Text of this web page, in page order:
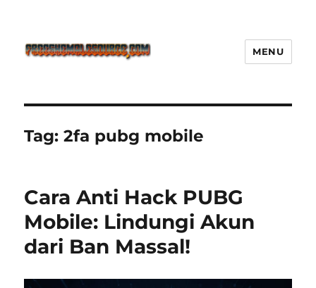
Defense Main Game Ini Pasti
Ketagihan!
MENU
Tag:2fa pubg mobile
Cara Anti Hack PUBG
Mobile: Lindungi Akun
dari Ban Massal!